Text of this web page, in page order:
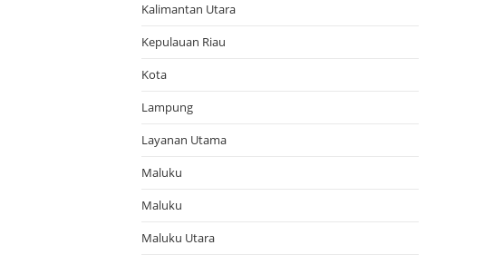
Kalimantan Utara
Kepulauan Riau
Kota
Lampung
Layanan Utama
Maluku
Maluku
Maluku Utara